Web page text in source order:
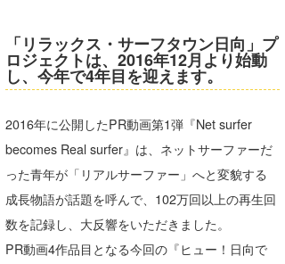
「リラックス・サーフタウン日向」プ
ロジェクトは、2016年12月より始動
し、今年で4年目を迎えます。
2016年に公開したPR動画第1弾『Net surfer
becomes Real surfer』は、ネットサーファーだ
った青年が「リアルサーファー」へと変貌する
成長物語が話題を呼んで、102万回以上の再生回
数を記録し、大反響をいただきました。
PR動画4作品目となる今回の『ヒュー！日向で